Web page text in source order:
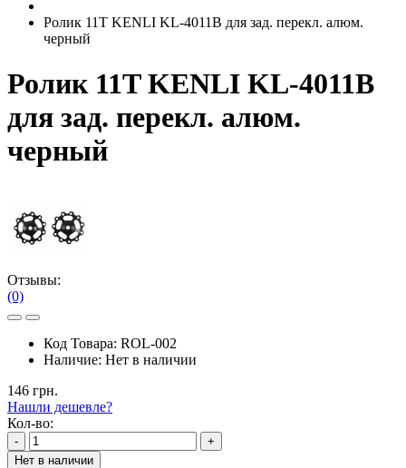
Ролик 11T KENLI KL-4011B для зад. перекл. алюм.
черный
Ролик 11T KENLI KL-4011B
для зад. перекл. алюм.
черный
Отзывы:
(0)
Код Товара: ROL-002
Наличие: Нет в наличии
146 грн.
Нашли дешевле?
Кол-во:
-
+
Нет в наличии